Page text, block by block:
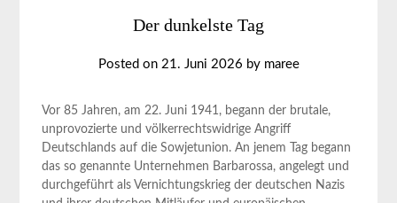
Der dunkelste Tag
Posted on 21. Juni 2026 by maree
Vor 85 Jahren, am 22. Juni 1941, begann der brutale,
unprovozierte und völkerrechtswidrige Angriff
Deutschlands auf die Sowjetunion. An jenem Tag begann
das so genannte Unternehmen Barbarossa, angelegt und
durchgeführt als Vernichtungskrieg der deutschen Nazis